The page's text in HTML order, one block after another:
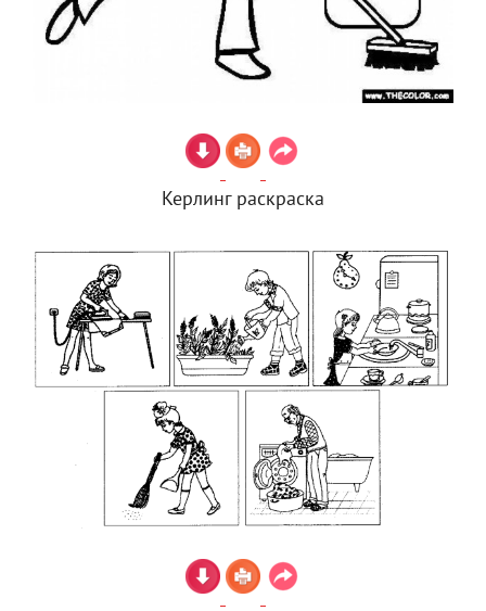
Керлинг раскраска